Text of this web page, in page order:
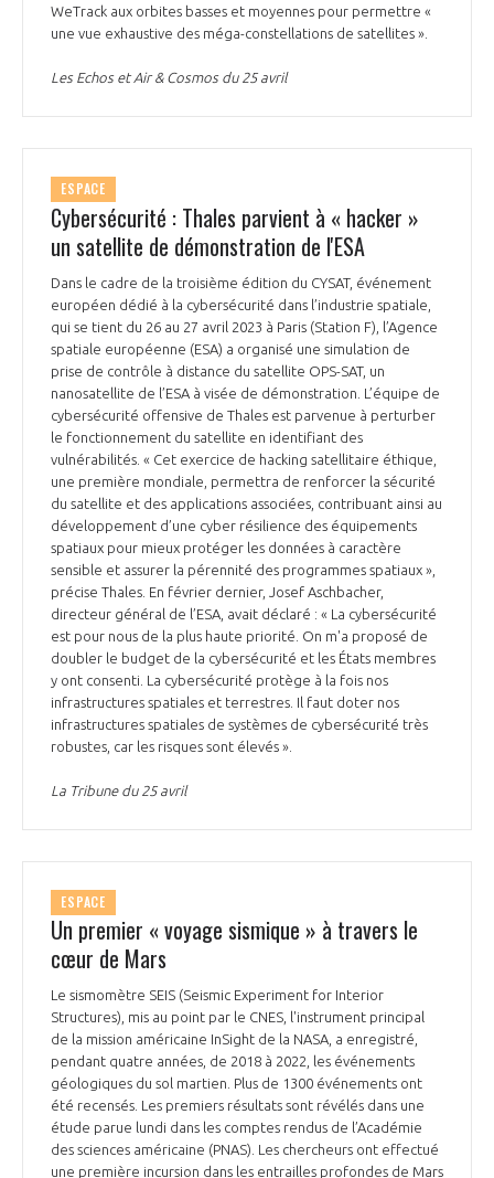
COMPÉTITIVITÉ
EMPLOI & FORMATION
INNOVATION
INTERNATIONALISATION
LES PUBLICATIONS
DOCUMENTS & BROCHURES
RAPPORTS D'ACTIVITÉS
WeTrack aux orbites basses et moyennes pour permettre «
une vue exhaustive des méga-constellations de satellites ».
Les Echos et Air & Cosmos du 25 avril
ESPACE
Cybersécurité : Thales parvient à « hacker »
un satellite de démonstration de l'ESA
Dans le cadre de la troisième édition du CYSAT, événement
européen dédié à la cybersécurité dans l’industrie spatiale,
qui se tient du 26 au 27 avril 2023 à Paris (Station F), l’Agence
spatiale européenne (ESA) a organisé une simulation de
prise de contrôle à distance du satellite OPS-SAT, un
nanosatellite de l’ESA à visée de démonstration. L’équipe de
cybersécurité offensive de Thales est parvenue à perturber
le fonctionnement du satellite en identifiant des
vulnérabilités. « Cet exercice de hacking satellitaire éthique,
une première mondiale, permettra de renforcer la sécurité
du satellite et des applications associées, contribuant ainsi au
développement d’une cyber résilience des équipements
spatiaux pour mieux protéger les données à caractère
sensible et assurer la pérennité des programmes spatiaux »,
précise Thales. En février dernier, Josef Aschbacher,
directeur général de l’ESA, avait déclaré : « La cybersécurité
est pour nous de la plus haute priorité. On m'a proposé de
doubler le budget de la cybersécurité et les États membres
y ont consenti. La cybersécurité protège à la fois nos
infrastructures spatiales et terrestres. Il faut doter nos
infrastructures spatiales de systèmes de cybersécurité très
robustes, car les risques sont élevés ».
La Tribune du 25 avril
ESPACE
Un premier « voyage sismique » à travers le
cœur de Mars
Le sismomètre SEIS (Seismic Experiment for Interior
Structures), mis au point par le CNES, l'instrument principal
de la mission américaine InSight de la NASA, a enregistré,
pendant quatre années, de 2018 à 2022, les événements
géologiques du sol martien. Plus de 1300 événements ont
été recensés. Les premiers résultats sont révélés dans une
étude parue lundi dans les comptes rendus de l’Académie
des sciences américaine (PNAS). Les chercheurs ont effectué
une première incursion dans les entrailles profondes de Mars